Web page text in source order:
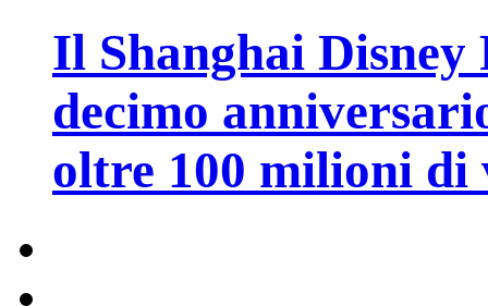
Il Shanghai Disney
decimo
oltre 100 milioni